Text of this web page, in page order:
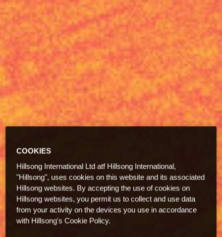
COOKIES
Hillsong International Ltd atf Hillsong International,
"Hillsong", uses cookies on this website and its associated
Hillsong websites. By accepting the use of cookies on
Hillsong websites, you permit us to collect and use data
from your activity on the devices you use in accordance
with Hillsong's Cookie Policy.